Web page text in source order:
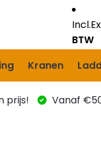
Incl.
BTW
Kranen
prijs! Vanaf